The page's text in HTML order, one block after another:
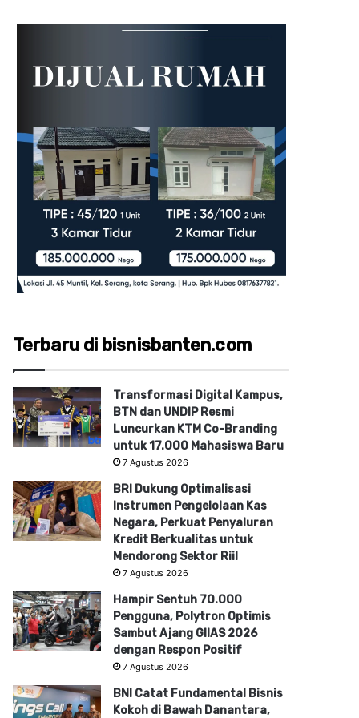
Terbaru di bisnisbanten.com
Transformasi Digital Kampus,
BTN dan UNDIP Resmi
Luncurkan KTM Co-Branding
untuk 17.000 Mahasiswa Baru
7 Agustus 2026
BRI Dukung Optimalisasi
Instrumen Pengelolaan Kas
Negara, Perkuat Penyaluran
Kredit Berkualitas untuk
Mendorong Sektor Riil
7 Agustus 2026
Hampir Sentuh 70.000
Pengguna, Polytron Optimis
Sambut Ajang GIIAS 2026
dengan Respon Positif
7 Agustus 2026
BNI Catat Fundamental Bisnis
Kokoh di Bawah Danantara,